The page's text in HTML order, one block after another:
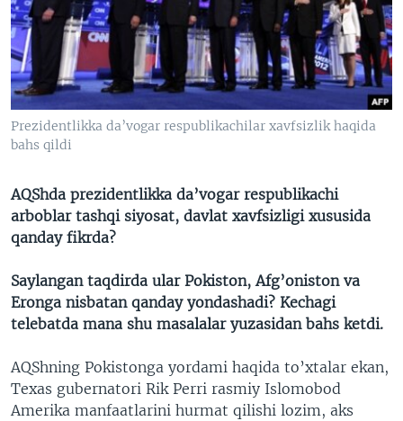
VIDEO
XABARLAR SURATLARDA
ODNOKLASSNIKI
TELEGRAM
TWITTER
SOUNDCLOUD
VOA
Prezidentlikka da’vogar respublikachilar xavfsizlik haqida
bahs qildi
AQShda prezidentlikka da’vogar respublikachi
arboblar tashqi siyosat, davlat xavfsizligi xususida
qanday fikrda?
Saylangan taqdirda ular Pokiston, Afg’oniston va
Eronga nisbatan qanday yondashadi? Kechagi
telebatda mana shu masalalar yuzasidan bahs ketdi.
AQShning Pokistonga yordami haqida to’xtalar ekan,
Texas gubernatori Rik Perri rasmiy Islomobod
Amerika manfaatlarini hurmat qilishi lozim, aks